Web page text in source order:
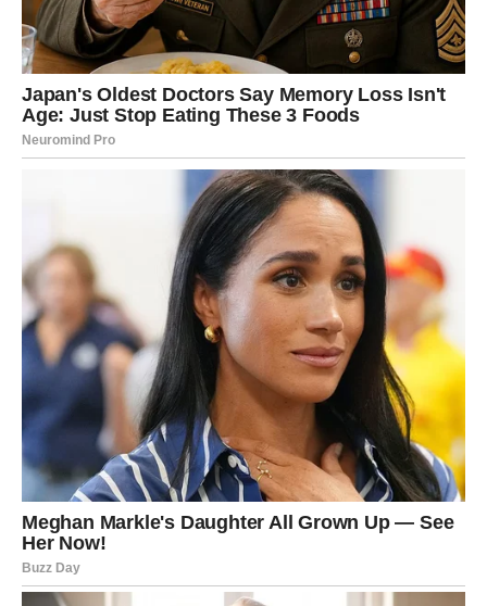
Finansijska situacija postaje stabilnija, a trud konačno
donosi rezultate.
Zvijezde vam donose uspjeh
Pred vama su veoma važni trenuci.
DJEVICA
Vrijeme je da zatvorite jedno poglavlje koje vas je dugo
opterećivalo.
Oslobađanje od starih briga donosi vam veliko olakšanje.
Mir postaje vaša najveća pobjeda
Pred vama su veoma posebni trenuci.
VAGA